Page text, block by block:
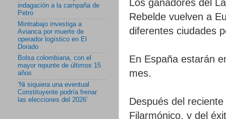
Los ganadores del
Rebelde vuelven a
diferentes ciudades
En España estarán
mes.
Después del
Filarmónico, y del
indagación a la campaña de
Petro
Mintrabajo investiga a
Avianca por muerte de
operador logístico en El
Dorado
Bolsa colombiana, con el
mayor repunte de últimos 15
años
‘Ni siquiera una eventual
Constituyente podría frenar
las elecciones del 2026’